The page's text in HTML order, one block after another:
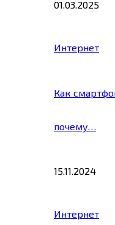
01.03.2025
Интернет
Как
почему…
15.11.2024
Интернет